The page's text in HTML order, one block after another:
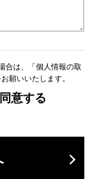
合は、
「個人情報の取
願いいたします。
意する